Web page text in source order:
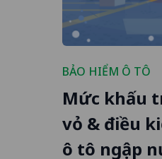
BẢO HIỂM Ô TÔ
Mức khấu
vỏ & điều
ô tô ngập